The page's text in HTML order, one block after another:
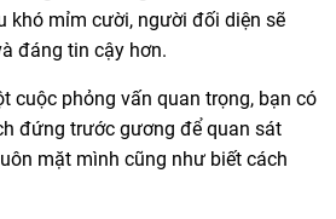
khó mỉm cười, người đối diện sẽ
đáng tin cậy hơn.
cuộc phỏng vấn quan trọng, bạn có
đứng trước gương để quan sát
mặt mình cũng như biết cách